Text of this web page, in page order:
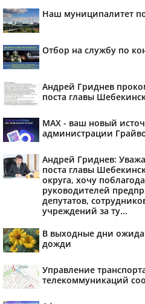
Наш муниципалитет
Отбор на службу по
Андрей Гриднев
поста главы
MAX - ваш новый
администрации
Андрей Гриднев:
поста главы
округа, хочу
руководителей
депутатов,
учреждений за ту...
В выходные дни
дожди
Управление
телекоммуникаций